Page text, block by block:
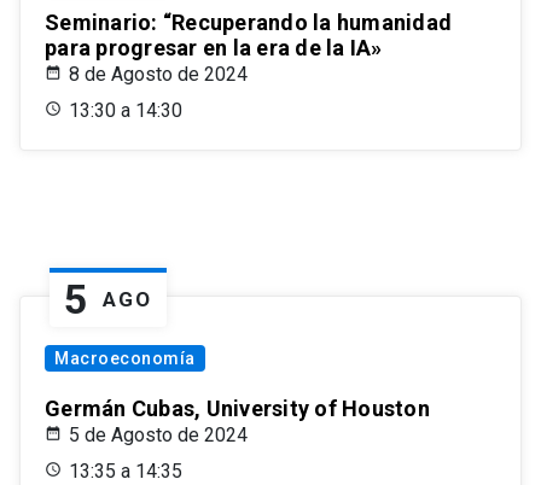
Seminario: “Recuperando la humanidad
para progresar en la era de la IA»
8 de Agosto de 2024
13:30 a 14:30
5 AGO
Macroeconomía
Germán Cubas, University of Houston
5 de Agosto de 2024
13:35 a 14:35